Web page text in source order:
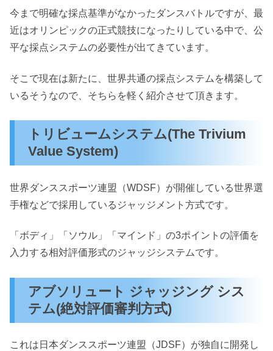
今まで明確な採点基準がなかったダンスバトルですが、最
近はオリンピックの正式競技になったりしている中で、公
平な採点システムの必要性が出てきています。
そこで現在は新たに、世界共通の採点システムを構築して
いるそうなので、そちらを軽く紹介させて頂きます。
トリビュームシステム(The Trivium
Value System)
世界ダンススポーツ連盟（WDSF）が開催している世界選
手権などで採用しているジャッジメント方式です。
「ボディ」「ソウル」「マインド」の3ポイントの評価を
入力する相対評価形式のジャッジシステムです。
アブソリュート ジャッジング シス
テム(絶対評価審判方式)
これは日本ダンススポーツ連盟（JDSF）が独自に開発し